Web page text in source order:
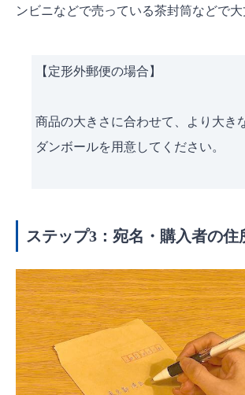
ンビニなどで売っている茶封筒などで大
【定形外郵便の場合】
商品の大きさに合わせて、より大き
ダンボールを用意してください。
ステップ3：宛名・購入者の住